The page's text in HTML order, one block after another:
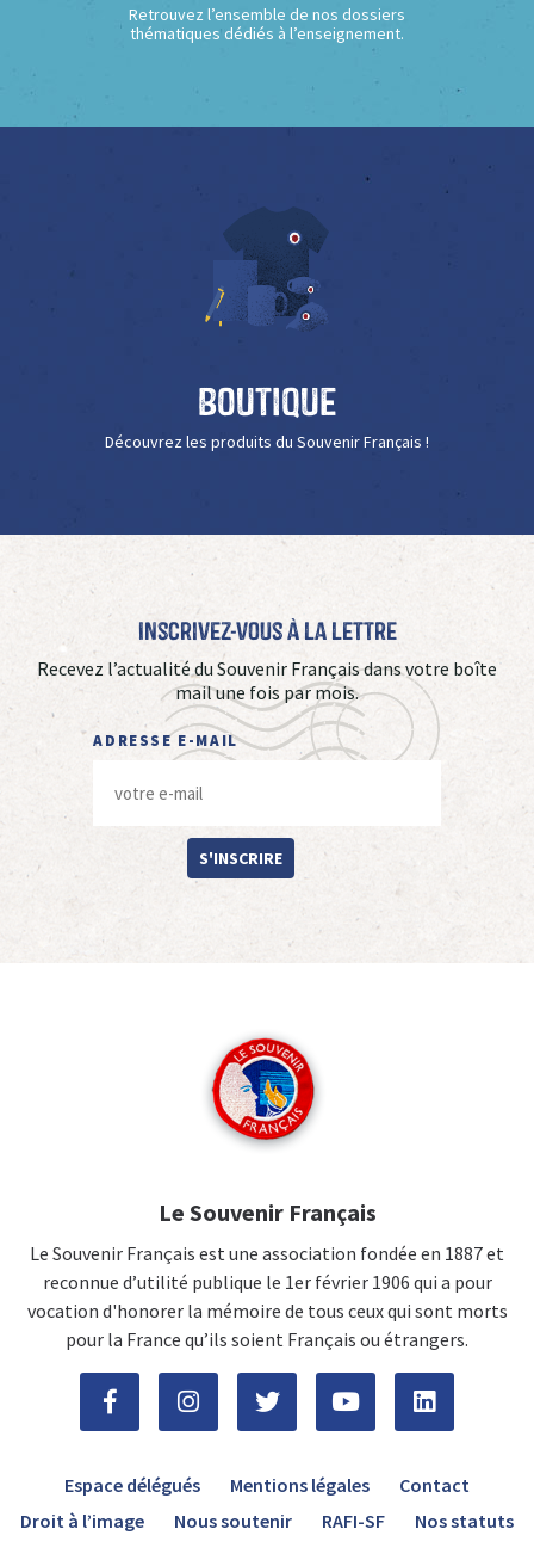
Retrouvez l’ensemble de nos dossiers
thématiques dédiés à l’enseignement.
Boutique
Découvrez les produits du Souvenir Français !
Inscrivez-vous à La Lettre
Recevez l’actualité du Souvenir Français dans votre boîte
mail une fois par mois.
ADRESSE E-MAIL
S'INSCRIRE
Le Souvenir Français
Le Souvenir Français est une association fondée en 1887 et
reconnue d’utilité publique le 1er février 1906 qui a pour
vocation d'honorer la mémoire de tous ceux qui sont morts
pour la France qu’ils soient Français ou étrangers.
Espace délégués Mentions légales
Contact
Droit à l’image
Nous soutenir RAFI-SF Nos statuts